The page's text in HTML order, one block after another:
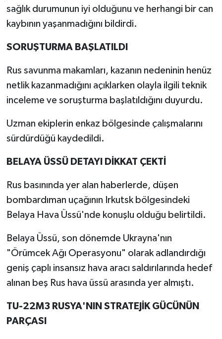
sağlık durumunun iyi olduğunu ve herhangi bir can
kaybının yaşanmadığını bildirdi.
SORUŞTURMA BAŞLATILDI
Rus savunma makamları, kazanın nedeninin henüz
netlik kazanmadığını açıklarken olayla ilgili teknik
inceleme ve soruşturma başlatıldığını duyurdu.
Uzman ekiplerin enkaz bölgesinde çalışmalarını
sürdürdüğü kaydedildi.
BELAYA ÜSSÜ DETAYI DİKKAT ÇEKTİ
Rus basınında yer alan haberlerde, düşen
bombardıman uçağının Irkutsk bölgesindeki
Belaya Hava Üssü'nde konuşlu olduğu belirtildi.
Belaya Üssü, son dönemde Ukrayna'nın
"Örümcek Ağı Operasyonu" olarak adlandırdığı
geniş çaplı insansız hava aracı saldırılarında hedef
alınan beş Rus hava üssü arasında yer almıştı.
TU-22M3 RUSYA'NIN STRATEJİK GÜCÜNÜN
PARÇASI